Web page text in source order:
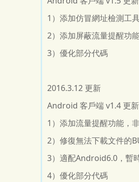
1）添加仿冒網址檢測工
2）添加屏蔽流量提醒功
3）優化部分代碼
2016.3.12 更新
Android 客戶端 v1.4 更
1）添加流量提醒功能，
2）修復無法下載文件的
3）適配Android6.0，暫
4）優化部分代碼